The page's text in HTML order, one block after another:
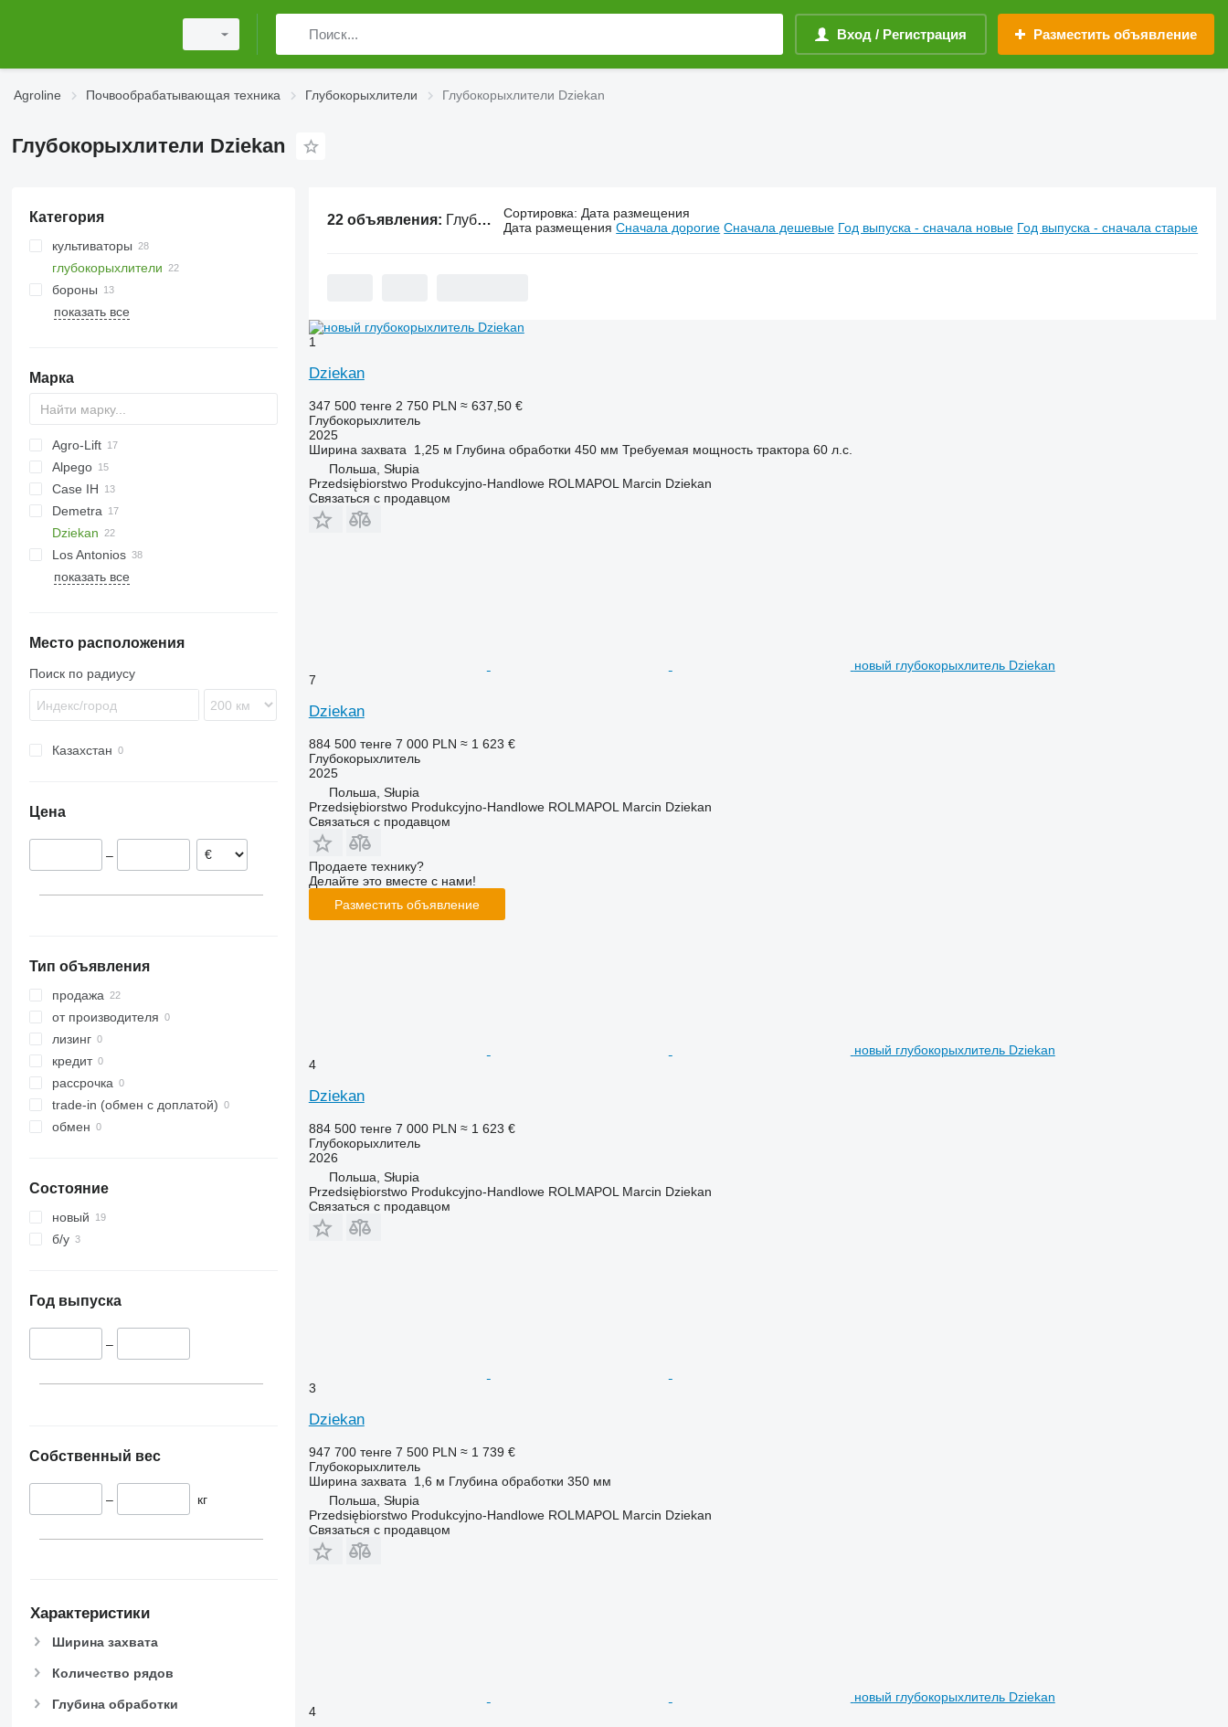
Вход / Регистрация Разместить объявление
Agroline Почвообрабатывающая техника Глубокорыхлители Глубокорыхлители Dziekan
Глубокорыхлители Dziekan
Категория
культиваторы
глубокорыхлители
бороны
зубовые бороны
катки-измельчители
показать все
Марка
Cultiplow
Agro-Lift
Alpego
Terraland
U-series
Case IH
Ecolo Tiger
12M
120
140
160
Ecolo Tiger
Demetra
Dziekan
ST 820
Artiglio
Pinocchio
Terrano
Tiger
Culter
512
2700
Cultimer
Trio
Dolomit
PR
Los Antonios
HKK
Grom
G-series
Opus
Woodcracker
АГЧ
ГРС
Фаворит
показать все
Место расположения
Поиск по радиусу
Казахстан
Цена
–
Тип объявления
продажа
от производителя
лизинг
кредит
рассрочка
trade-in (обмен с доплатой)
обмен
Состояние
новый
б/у
Год выпуска
–
Собственный вес
– кг
Характеристики
Ширина захвата
Количество рядов
Глубина обработки
22 объявления: Глубокорыхлители Dziekan Сортировка: Дата размещения
Дата размещения Сначала дорогие Сначала дешевые Год выпуска - сначала новые Год выпуска - сначала старые
1
Dziekan
347 500 тенге 2 750 PLN ≈ 637,50 €
Глубокорыхлитель
2025
Ширина захвата
1,25 м Глубина обработки 450 мм Требуемая мощность трактора 60 л.с.
Польша, Słupia
Przedsiębiorstwo Produkcyjno-Handlowe ROLMAPOL Marcin Dziekan
Связаться с продавцом
новый глубокорыхлитель Dziekan
7
Dziekan
884 500 тенге 7 000 PLN ≈ 1 623 €
Глубокорыхлитель
2025
Польша, Słupia
Przedsiębiorstwo Produkcyjno-Handlowe ROLMAPOL Marcin Dziekan
Связаться с продавцом
Продаете технику?
Делайте это вместе с нами!
Разместить объявление
новый глубокорыхлитель Dziekan
4
Dziekan
884 500 тенге 7 000 PLN ≈ 1 623 €
Глубокорыхлитель
2026
Польша, Słupia
Przedsiębiorstwo Produkcyjno-Handlowe ROLMAPOL Marcin Dziekan
Связаться с продавцом
3
Dziekan
947 700 тенге 7 500 PLN ≈ 1 739 €
Глубокорыхлитель
Ширина захвата
1,6 м Глубина обработки 350 мм
Польша, Słupia
Przedsiębiorstwo Produkcyjno-Handlowe ROLMAPOL Marcin Dziekan
Связаться с продавцом
новый глубокорыхлитель Dziekan
4